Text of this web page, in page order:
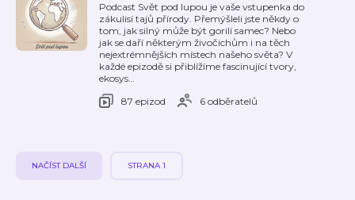
Podcast Svět pod lupou je vaše vstupenka do
zákulisí tajů přírody. Přemýšleli jste někdy o
tom, jak silný může být gorilí samec? Nebo
jak se daří některým živočichům i na těch
nejextrémnějších místech našeho světa? V
každé epizodě si přiblížíme fascinující tvory,
ekosys…
87 epizod
6 odběratelů
NAČÍST DALŠÍ STRANA 1